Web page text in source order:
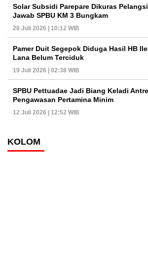
Solar Subsidi Parepare Dikuras
Jawab SPBU KM 3 Bungkam
28 Juli 2026 | 10:12 WIB
Pamer Duit Segepok Diduga Hasil HB
Lana Belum Terciduk
19 Juli 2026 | 02:38 WIB
SPBU Pettuadae Jadi Biang Keladi
Pengawasan Pertamina Minim
12 Juli 2026 | 12:52 WIB
KOLOM